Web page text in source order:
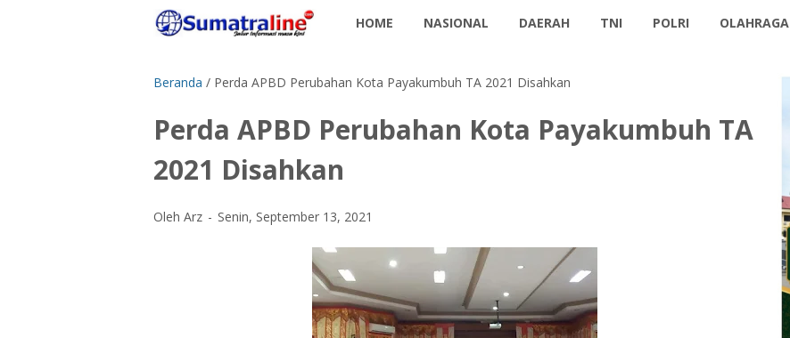
HOME NASIONAL DAERAH TNI POLRI OLAHRAGA
Beranda / Perda APBD Perubahan Kota Payakumbuh TA 2021 Disahkan
Perda APBD Perubahan Kota Payakumbuh TA
2021 Disahkan
Oleh Arz Senin, September 13, 2021